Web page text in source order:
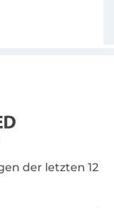
der letzten 12